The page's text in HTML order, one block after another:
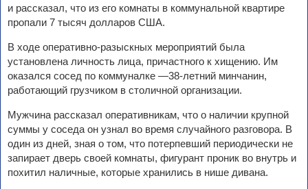
и рассказал, что из его комнаты в коммунальной квартире
пропали 7 тысяч долларов США.
В ходе оперативно-разыскных мероприятий была
установлена личность лица, причастного к хищению. Им
оказался сосед по коммуналке —38-летний минчанин,
работающий грузчиком в столичной организации.
Мужчина рассказал оперативникам, что о наличии крупной
суммы у соседа он узнал во время случайного разговора. В
один из дней, зная о том, что потерпевший периодически не
запирает дверь своей комнаты, фигурант проник во внутрь и
похитил наличные, которые хранились в нише дивана.